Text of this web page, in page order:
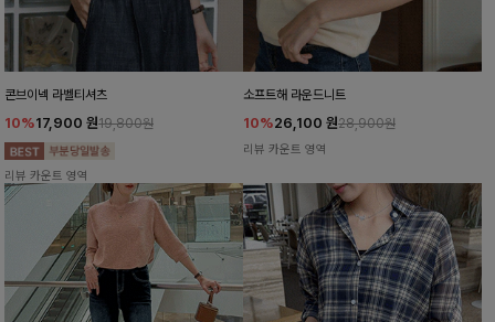
콘브이넥 라벨티셔츠
10%17,900 원19,800원
리뷰 카운트 영역
소프트해 라운드니트
10%26,100 원28,900원
리뷰 카운트 영역